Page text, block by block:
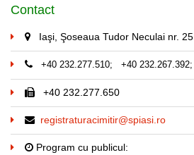
Contact
Iaşi, Şoseaua Tudor Neculai nr. 25
+40 232.277.510; +40 232.267.392;
+40 232.277.650
registraturacimitir@spiasi.ro
Program cu publicul: